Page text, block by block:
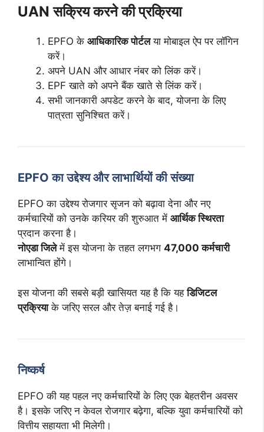
UAN सक्रिय करने की प्रक्रिया
EPFO के आधिकारिक पोर्टलया मोबाइल ऐप पर लॉगिन
करें।
अपने UAN और आधार नंबर को लिंक करें।
EPF खाते को अपने बैंक खाते से लिंक करें।
सभी जानकारी अपडेट करने के बाद, योजना के लिए
पात्रता सुनिश्चित करें।
EPFO का उद्देश्य और लाभार्थियों की संख्या
EPFO का उद्देश्य रोजगार सृजन को बढ़ावा देना और नए
कर्मचारियों को उनके करियर की शुरुआत में आर्थिक स्थिरता
प्रदान करना है।
नोएडा जिलेमें इस योजना के तहत लगभग 47,000 कर्मचारी
लाभान्वित होंगे।
इस योजना की सबसे बड़ी खासियत यह है कि यहडिजिटल
प्रक्रियाके जरिए सरल और तेज़ बनाई गई है।
निष्कर्ष
EPFO की यह पहल नए कर्मचारियों के लिए एक बेहतरीन अवसर
है। इसके जरिए न केवल रोजगार बढ़ेगा, बल्कि युवा कर्मचारियों को
वित्तीय सहायता भी मिलेगी।